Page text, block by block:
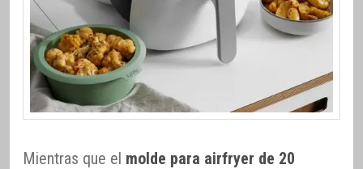
Mientras que el molde para airfryer de 20